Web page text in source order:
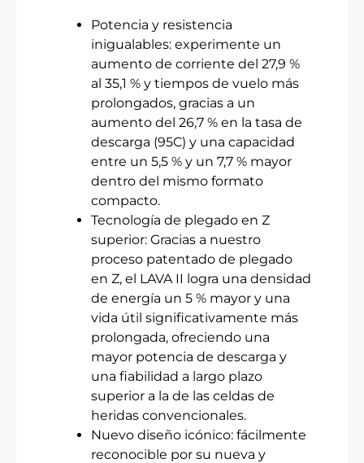
Potencia y resistencia
inigualables: experimente un
aumento de corriente del 27,9 %
al 35,1 % y tiempos de vuelo más
prolongados, gracias a un
aumento del 26,7 % en la tasa de
descarga (95C) y una capacidad
entre un 5,5 % y un 7,7 % mayor
dentro del mismo formato
compacto.
Tecnología de plegado en Z
superior: Gracias a nuestro
proceso patentado de plegado
en Z, el LAVA II logra una densidad
de energía un 5 % mayor y una
vida útil significativamente más
prolongada, ofreciendo una
mayor potencia de descarga y
una fiabilidad a largo plazo
superior a la de las celdas de
heridas convencionales.
Nuevo diseño icónico: fácilmente
reconocible por su nueva y